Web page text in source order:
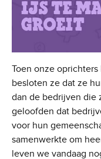
Toen onze
besloten ze dat ze
dan de bedrijven die
geloofden dat
voor hun
samenwerkte om
leven we vandaag